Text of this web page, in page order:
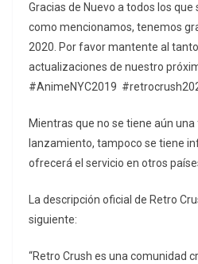
Gracias de Nuevo a todos los que
como mencionamos, tenemos
2020. Por favor mantente al
actualizaciones de nuestro
#AnimeNYC2019
Mientras que no se tiene aún una
lanzamiento, tampoco se tiene
ofrecerá el servicio en otros
La descripción oficial de Retro
siguiente:
“Retro Crush es una comunidad